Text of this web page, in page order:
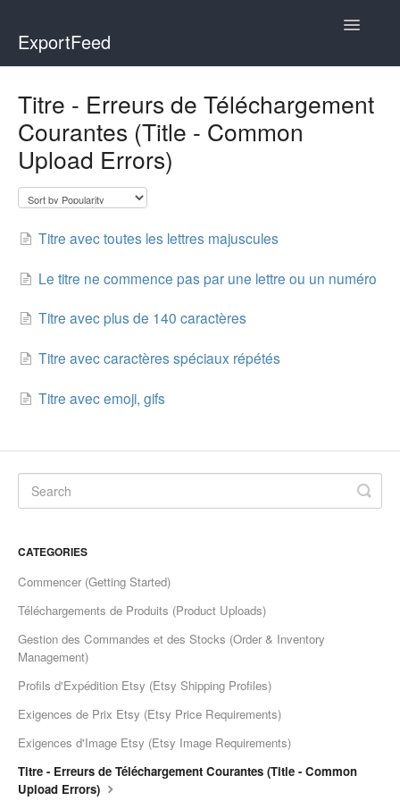
ExportFeed
Toggle
Wix - Square
Wix - Clover
Etsy Integration - Deutsch
Page Wise Docs - Dutch
Page Wise Docs - French
Page Wise Docs - Deutsch
Page Wise Docs - Spanish
Titre - Erreurs de Téléchargement
Courantes (Title - Common
Upload Errors)
Titre avec toutes les lettres majuscules
Le titre ne commence pas par une lettre ou un numéro
Titre avec plus de 140 caractères
Titre avec caractères spéciaux répétés
Titre avec emoji, gifs
CATEGORIES
Commencer (Getting Started)
Téléchargements de Produits (Product Uploads)
Gestion des Commandes et des Stocks (Order & Inventory
Management)
Profils d'Expédition Etsy (Etsy Shipping Profiles)
Exigences de Prix Etsy (Etsy Price Requirements)
Exigences d'Image Etsy (Etsy Image Requirements)
Titre - Erreurs de Téléchargement Courantes (Title - Common
Upload Errors)